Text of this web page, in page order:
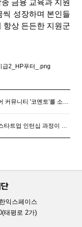
금융 교육과 지원
씩 성장하며 본인들
항상 든든한 지원군
[희망돋보기] 시작하는 사람들의 커리어 커뮤니티 '코멘토'를 소개합니다.
[희망알리기] 곧 신한 커리어온 2기의 스타트업 인턴십 과정이 시작됩니다!
익스페이스
태평로 2가)